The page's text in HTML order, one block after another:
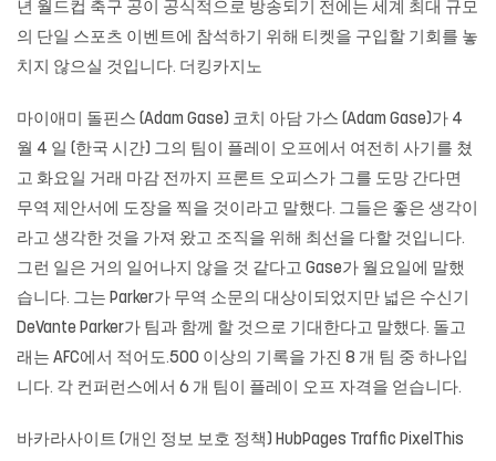
년 월드컵 축구 공이 공식적으로 방송되기 전에는 세계 최대 규모
의 단일 스포츠 이벤트에 참석하기 위해 티켓을 구입할 기회를 놓
치지 않으실 것입니다. 더킹카지노
마이애미 돌핀스 (Adam Gase) 코치 아담 가스 (Adam Gase)가 4
월 4 일 (한국 시간) 그의 팀이 플레이 오프에서 여전히 사기를 쳤
고 화요일 거래 마감 전까지 프론트 오피스가 그를 도망 간다면
무역 제안서에 도장을 찍을 것이라고 말했다. 그들은 좋은 생각이
라고 생각한 것을 가져 왔고 조직을 위해 최선을 다할 것입니다.
그런 일은 거의 일어나지 않을 것 같다고 Gase가 월요일에 말했
습니다. 그는 Parker가 무역 소문의 대상이되었지만 넓은 수신기
DeVante Parker가 팀과 함께 할 것으로 기대한다고 말했다. 돌고
래는 AFC에서 적어도.500 이상의 기록을 가진 8 개 팀 중 하나입
니다. 각 컨퍼런스에서 6 개 팀이 플레이 오프 자격을 얻습니다.
바카라사이트 (개인 정보 보호 정책) HubPages Traffic PixelThis